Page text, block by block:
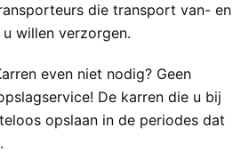
die transport van- en
willen verzorgen.
even niet nodig? Geen
De karren die u bij
opslaan in de periodes dat